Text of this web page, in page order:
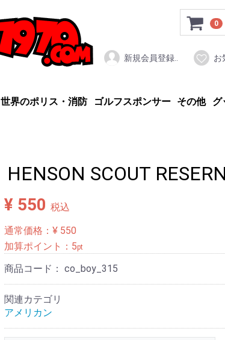
0
新規会員登録.. お
世界のポリス・消防 ゴルフスポンサー その他 グ
HENSON SCOUT
¥ 550 税込
通常価格：¥ 550
加算ポイント： 5pt
商品コード： co_boy_315
関連カテゴリ
アメリカン